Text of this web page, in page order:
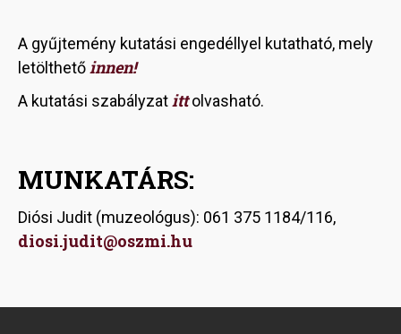
A gyűjtemény kutatási engedéllyel kutatható, mely
letölthetőinnen!
A kutatási szabályzatitt olvasható.
MUNKATÁRS:
Diósi Judit (muzeológus): 061 375 1184/116,
diosi.judit@oszmi.hu